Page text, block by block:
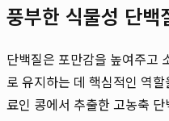
풍부한 식물성 단백
단백질은 포만감을 높여주고
로 유지하는 데 핵심적인 역
료인 콩에서 추출한 고농축